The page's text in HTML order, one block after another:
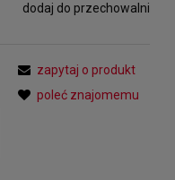
dodaj do przechowalni
zapytaj o produkt
poleć znajomemu